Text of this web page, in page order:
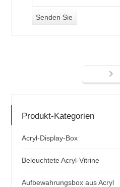
Produkt-Kategorien
Acryl-Display-Box
Beleuchtete Acryl-Vitrine
Aufbewahrungsbox aus Acryl